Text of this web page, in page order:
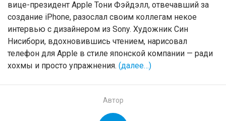
вице-президент Apple Тони Фэйдэлл, отвечавший за
создание iPhone, разослал своим коллегам некое
интервью с дизайнером из Sony. Художник Син
Нисибори, вдохновившись чтением, нарисовал
телефон для Apple в стиле японской компании — ради
хохмы и просто упражнения. (далее…)
Автор